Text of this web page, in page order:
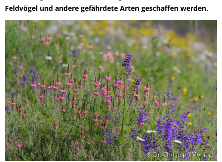
Feldvögel und andere gefährdete Arten geschaffen werden.
© Dr. Christoph Moning